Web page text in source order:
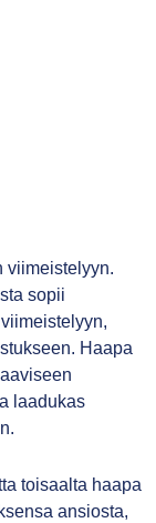
viimeistelyyn.
sopii
Haapa
laadukas
toisaalta haapa
ansiosta,